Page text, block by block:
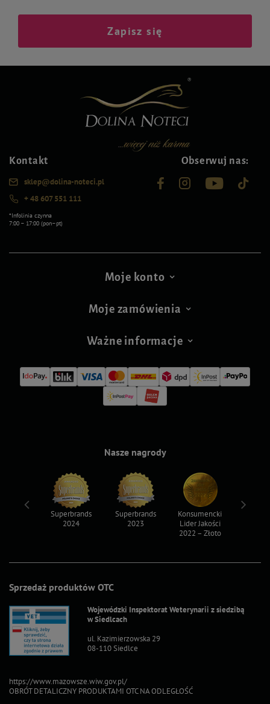
Zapisz się
Kontakt
sklep@dolina-noteci.pl
+ 48 607 551 111
*Infolinia czynna
7:00 – 17:00 (pon–pt)
Obserwuj nas:
Moje konto
Moje zamówienia
Ważne informacje
Sprzedaż produktów OTC
Wojewódzki Inspektorat Weterynarii z siedzibą
w Siedlcach
ul. Kazimierzowska 29
08-110 Siedlce
https://www.mazowsze.wiw.gov.pl/
OBRÓT DETALICZNY PRODUKTAMI OTC NA ODLEGŁOŚĆ
Nasze nagrody
Superbrands
2024
Superbrands
2023
Konsumencki
Lider Jakości
2022 – Złoto